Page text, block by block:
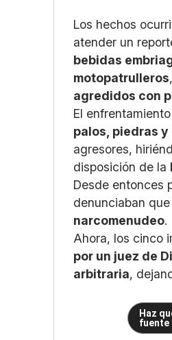
Los hechos
atender un
bebidas
motopatrulleros
agredidos con
El
palos, piedras
agresores,
disposición de la
Desde entonces
denunciaban que
narcomenudeo.
Ahora, los cinco
por un juez de
arbitraria,
Haz
fuente